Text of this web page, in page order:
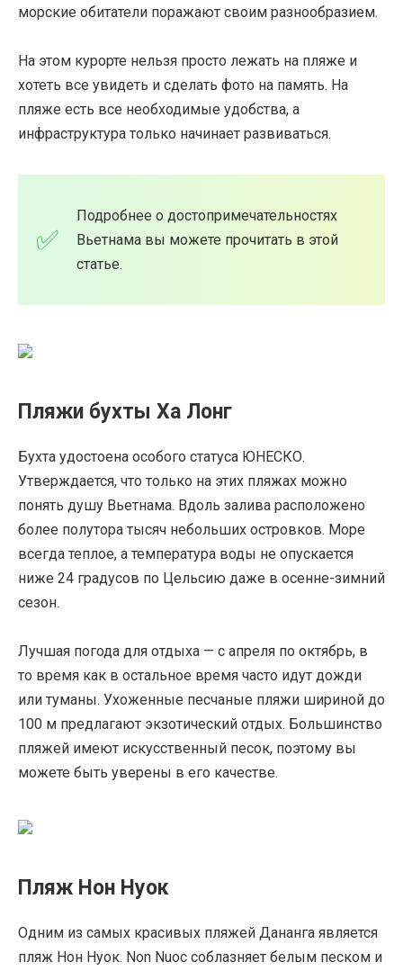
морские обитатели поражают своим разнообразием.
На этом курорте нельзя просто лежать на пляже и
хотеть все увидеть и сделать фото на память. На
пляже есть все необходимые удобства, а
инфраструктура только начинает развиваться.
Подробнее о достопримечательностях
Вьетнама вы можете прочитать в этой
статье.
Пляжи бухты Ха Лонг
Бухта удостоена особого статуса ЮНЕСКО.
Утверждается, что только на этих пляжах можно
понять душу Вьетнама. Вдоль залива расположено
более полутора тысяч небольших островков. Море
всегда теплое, а температура воды не опускается
ниже 24 градусов по Цельсию даже в осенне-зимний
сезон.
Лучшая погода для отдыха — с апреля по октябрь, в
то время как в остальное время часто идут дожди
или туманы. Ухоженные песчаные пляжи шириной до
100 м предлагают экзотический отдых. Большинство
пляжей имеют искусственный песок, поэтому вы
можете быть уверены в его качестве.
Пляж Нон Нуок
Одним из самых красивых пляжей Дананга является
пляж Нон Нуок. Non Nuoc соблазняет белым песком и